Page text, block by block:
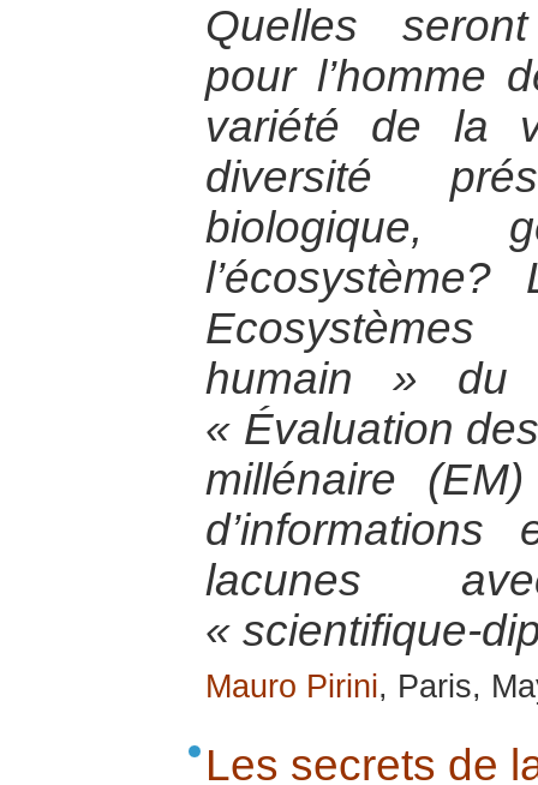
Quelles
pour l’homme
variété de la
diversité
biologique,
humain » du
« Évaluation
millénaire
lacunes
« scientifique-
Mauro Pirini, Paris,
Les secrets de